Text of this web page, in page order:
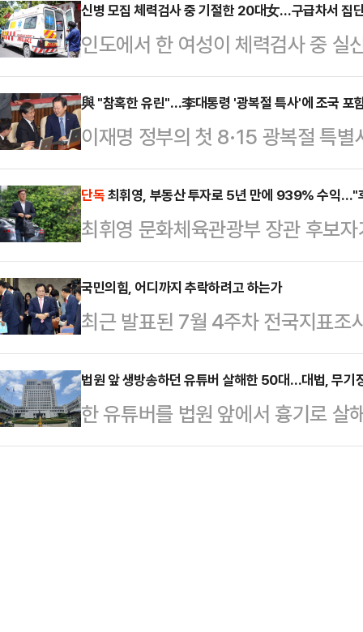
신병 모집 체력검사 중 기절한 20대女…구급차서 집
인도에서 한 여성이 체력검사 중 실
성폭행을 당하는 사건이 발생해 충
스오브인디아 등에 따르면 피해 여
지역에서 국가방위군 신병 모집 체
다.의식을 잃은 A씨는 현장에 대기
다.병원에서 의식을 일부 회복한 A
남성에게 성폭행을 당했다"고 진술
이면 도착할 3.…
與 "참혹한 유린"…李대통령 '광복절 특사'에 조국 포
이재명 정부의 첫 8·15 광복절 특
으로 조국 전 조국혁신당 대표 사면
당 당권 도전에 나선 박찬대 후보
전 대표의 사면과 관련해 "검토가
많을 것이기 때문에 어떤 식으로든
느냐"고 했다. 다만 "사면권은 대통
이에 대해 언급하는 것은 조심스럽
입시 비…
단독최휘영, 부동산 투자로 5년 만에 939% 수익…"
최휘영 문화체육관광부 장관 후보
939%에 달하는 수익률을 챙긴 것
원회 소속 김승수 국민의힘 의원실
24일 경기도 이천시 백사면 송말
구매한 후 2011년 10월 15일 1억
록했다.또한 2002년 2월 25일
평)을 구매한 후 5년 뒤인 2007년
국민의힘, 어디까지 추락하려고 하는가
최근 발표된 7월 4주차 전국지표
이 17%를 기록하며 사상 최저치를
과 경합하는 모양새였지만, 대선 후
층의 이탈이 심각하다. 대선 전인 5
면 중도층에서는 20%에서 12%
법원 앞 생방송하던 유튜버 살해한 50대…대법, 무기
한 유튜버를 법원 앞에서 흉기로
정했다.29일 법조계에 따르면 대